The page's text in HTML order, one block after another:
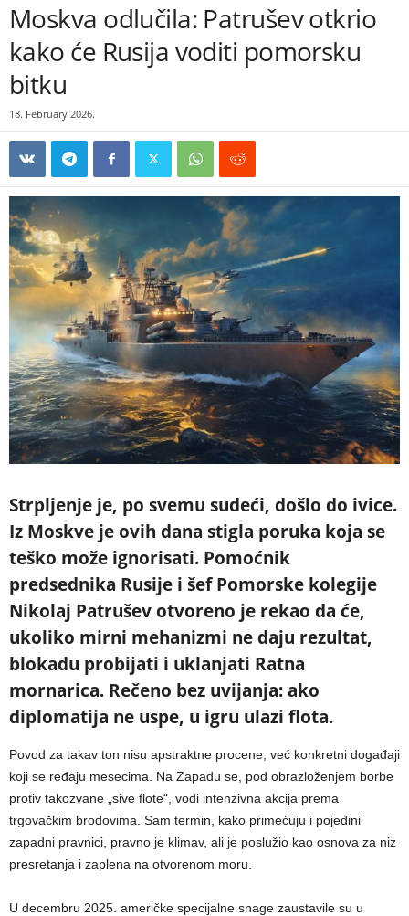
Moskva odlučila: Patrušev otkrio
kako će Rusija voditi pomorsku
bitku
18. February 2026.
Strpljenje je, po svemu sudeći, došlo do ivice.
Iz Moskve je ovih dana stigla poruka koja se
teško može ignorisati. Pomoćnik
predsednika Rusije i šef Pomorske kolegije
Nikolaj Patrušev otvoreno je rekao da će,
ukoliko mirni mehanizmi ne daju rezultat,
blokadu probijati i uklanjati Ratna
mornarica. Rečeno bez uvijanja: ako
diplomatija ne uspe, u igru ulazi flota.
Povod za takav ton nisu apstraktne procene, već konkretni događaji
koji se ređaju mesecima. Na Zapadu se, pod obrazloženjem borbe
protiv takozvane „sive flote“, vodi intenzivna akcija prema
trgovačkim brodovima. Sam termin, kako primećuju i pojedini
zapadni pravnici, pravno je klimav, ali je poslužio kao osnova za niz
presretanja i zaplena na otvorenom moru.
U decembru 2025. američke specijalne snage zaustavile su u